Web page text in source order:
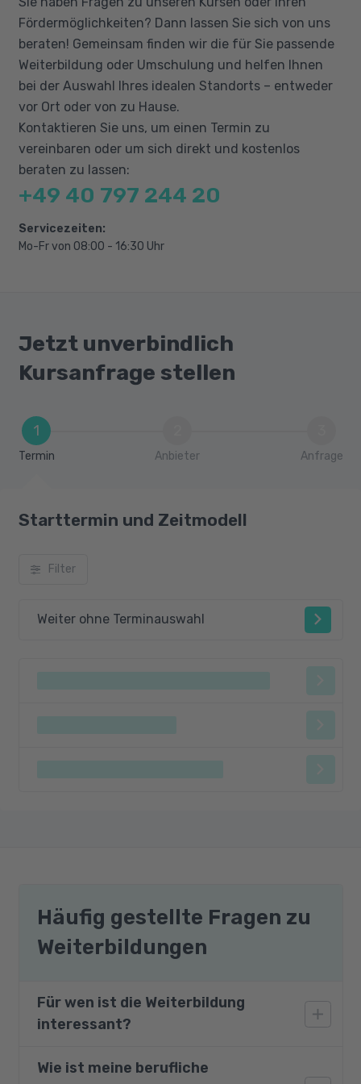
Manage chat and collaboration experiences
Manage settings for Teams
Vorbereitung auf die externe Prüfung
Fördermöglichkeiten? Dann lassen Sie sich von uns
beraten! Gemeinsam finden wir die für Sie passende
Weiterbildung oder Umschulung und helfen Ihnen
bei der Auswahl Ihres idealen Standorts – entweder
vor Ort oder von zu Hause.
Kontaktieren Sie uns, um einen Termin zu
vereinbaren oder um sich direkt und kostenlos
beraten zu lassen:
+49 40 797 244 20
Servicezeiten:
Mo-Fr von 08:00 - 16:30 Uhr
Jetzt unverbindlich
Kursanfrage stellen
1
Termin Anbieter Anfrage
Starttermin und Zeitmodell
Filter
Weiter ohne Terminauswahl
Häufig gestellte Fragen zu
Weiterbildungen
Für wen ist die Weiterbildung
interessant?
Dieses Bildungsangebot richtet sich an alle
Wie ist meine berufliche